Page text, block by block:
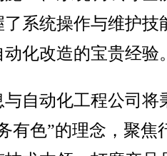
系统操作与维护技
化改造的宝贵经验
自动化工程公司将
有色”的理念，聚焦